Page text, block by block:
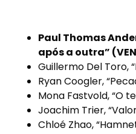
Paul Thomas
após a outra”
Guillermo Del Toro,
Ryan Coogler,
Mona Fastvold, “O
Joachim Trier,
Chloé Zhao,